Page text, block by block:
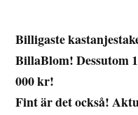
2018
Billigaste
BillaBlom! Dessutom
000 kr!
Fint är det också!